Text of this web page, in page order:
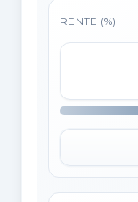
RENTE (%)